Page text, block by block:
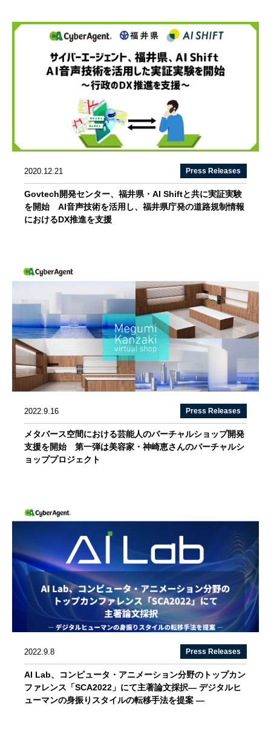
2020.12.21 Press Releases
Govtech開発センター、福井県・AI Shiftと共に実証実験
を開始 AI音声技術を活用し、福井県庁発の道路規制情報
におけるDX推進を支援
2022.9.16 Press Releases
メタバース空間における芸能人のバーチャルショップ開発
支援を開始 第一弾は美容家・神崎恵さんのバーチャルシ
ョッププロジェクト
2022.9.8 Press Releases
AI Lab、コンピュータ・アニメーション分野のトップカン
ファレンス「SCA2022」にて主著論文採択― デジタルヒ
ューマンの身振りスタイルの転移手法を提案 ―